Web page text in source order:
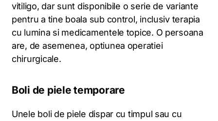
vitiligo, dar sunt disponibile o serie de variante
pentru a tine boala sub control, inclusiv terapia
cu lumina si medicamentele topice. O persoana
are, de asemenea, optiunea operatiei
chirurgicale.
Boli de piele temporare
Unele boli de piele dispar cu timpul sau cu